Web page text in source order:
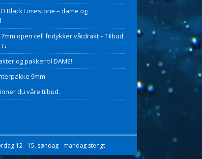
Black Limestone – dame og
open cell fridykker våtdrakt – Tilbud
og pakker til DAME!
9mm
du våre tilbud.
12 - 15, søndag - mandag stengt.